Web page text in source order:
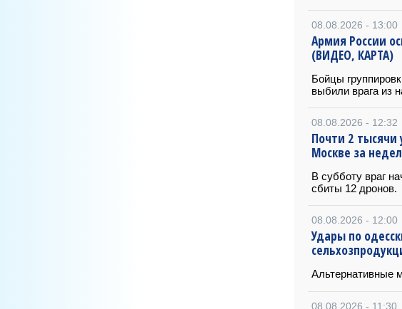
08.08.2026 - 13:00
Армия России
(ВИДЕО, КАРТА)
Бойцы
выбили врага из
08.08.2026 - 12:32
Почти 2 тысячи
Москве за
В субботу враг
сбиты 12 дронов.
08.08.2026 - 12:00
Удары по
Альтернативные
08.08.2026 - 11:30